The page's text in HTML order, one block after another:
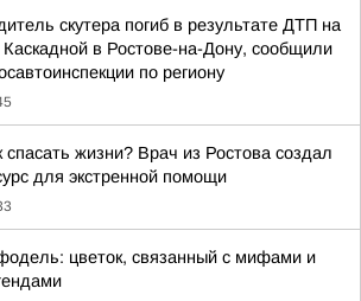
скутера погиб в результате ДТП на
Каскадной в Ростове-на-Дону, сообщили
по региону
спасать жизни? Врач из Ростова создал
для экстренной помощи
цветок, связанный с мифами и